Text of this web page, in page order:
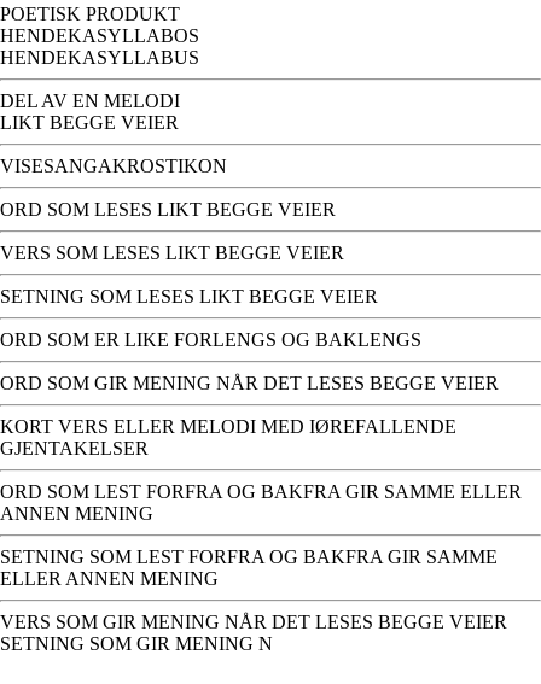
POETISK PRODUKT
HENDEKASYLLABOS
HENDEKASYLLABUS
DEL AV EN MELODI
LIKT BEGGE VEIER
VISESANGAKROSTIKON
ORD SOM LESES LIKT BEGGE VEIER
VERS SOM LESES LIKT BEGGE VEIER
SETNING SOM LESES LIKT BEGGE VEIER
ORD SOM ER LIKE FORLENGS OG BAKLENGS
ORD SOM GIR MENING NÅR DET LESES BEGGE VEIER
KORT VERS ELLER MELODI MED IØREFALLENDE
GJENTAKELSER
ORD SOM LEST FORFRA OG BAKFRA GIR SAMME ELLER
ANNEN MENING
SETNING SOM LEST FORFRA OG BAKFRA GIR SAMME
ELLER ANNEN MENING
VERS SOM GIR MENING NÅR DET LESES BEGGE VEIER
SETNING SOM GIR MENING N